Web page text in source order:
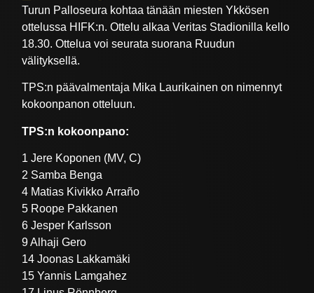
Turun Palloseura kohtaa tänään miesten Ykkösen
ottelussa HIFK:n. Ottelu alkaa Veritas Stadionilla kello
18.30. Ottelua voi seurata suorana Ruudun
välityksellä.
TPS:n päävalmentaja Mika Laurikainen on nimennyt
kokoonpanon otteluun.
TPS:n kokoonpano:
1 Jere Koponen (MV, C)
2 Samba Benga
4 Matias Kivikko Arraño
5 Roope Pakkanen
6 Jesper Karlsson
9 Alhaji Gero
14 Joonas Lakkamäki
15 Yannis Lamgahez